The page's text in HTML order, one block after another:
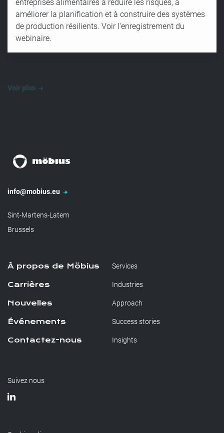
entreprises alimentaires à réduire les risques, à
améliorer la planification et à construire des systèmes
de production résilients. Voir l'enregistrement du
webinaire.
info@mobius.eu
Sint-Martens-Latem
Brussels
À propos de Möbius
Carrières
Nouvelles
Événements
Contactez-nous
Services
Industries
Approach
Success stories
Insights
Suivez nous